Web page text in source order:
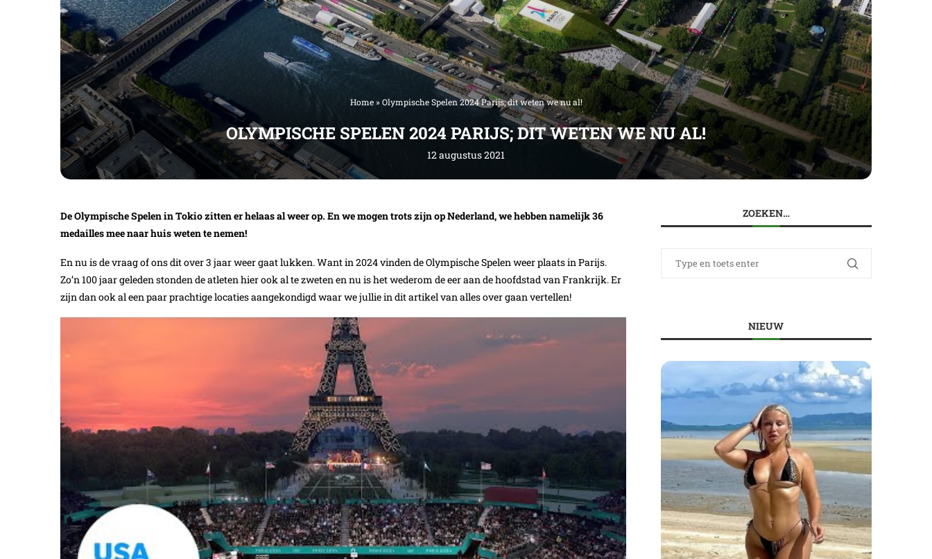
Home» Olympische Spelen 2024 Parijs; dit weten we nu al!
OLYMPISCHE SPELEN 2024 PARIJS; DIT WETEN WE NU AL!
12 augustus 2021
De Olympische Spelen in Tokio zitten er helaas al weer op. En we mogen trots zijn op Nederland, we hebben namelijk 36
medailles mee naar huis weten te nemen!
En nu is de vraag of ons dit over 3 jaar weer gaat lukken. Want in 2024 vinden de Olympische Spelen weer plaats in Parijs.
Zo’n 100 jaar geleden stonden de atleten hier ook al te zweten en nu is het wederom de eer aan de hoofdstad van Frankrijk. Er
zijn dan ook al een paar prachtige locaties aangekondigd waar we jullie in dit artikel van alles over gaan vertellen!
ZOEKEN…
NIEUW